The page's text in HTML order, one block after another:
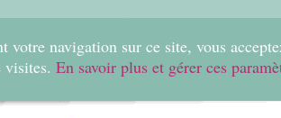
votre navigation sur ce site, vous
visites. En savoir plus et gérer ces